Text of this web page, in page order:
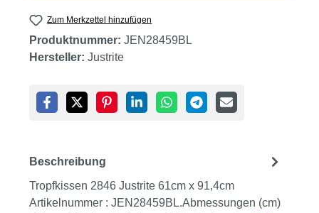
Zum Merkzettel hinzufügen
Produktnummer: JEN28459BL
Hersteller: Justrite
Beschreibung
Tropfkissen 2846 Justrite 61cm x 91,4cm
Artikelnummer : JEN28459BL.Abmessungen (cm)